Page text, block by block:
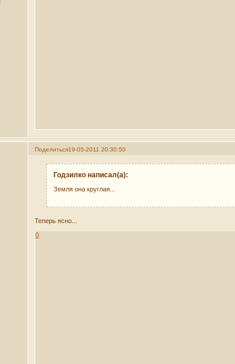
Поделиться19-05-2011 20:30:50
Годзилко написал(а):
Земля она круглая...
Теперь ясно...
0